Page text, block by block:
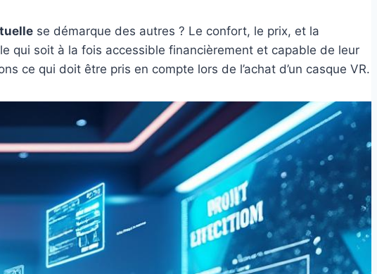
se démarque des autres ? Le confort, le prix, et la
qui soit à la fois accessible financièrement et capable de leur
ce qui doit être pris en compte lors de l’achat d’un casque VR.